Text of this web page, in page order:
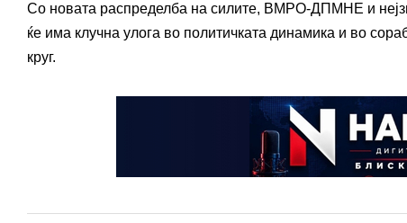
Со новата распределба на силите, ВМРО-ДПМНЕ и
ќе има клучна улога во политичката динамика и во
круг.